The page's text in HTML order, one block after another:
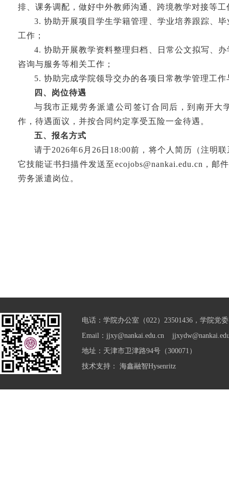
排、课务调配，做好中外教师沟通、跨境教学对接等工
3. 协助开展项目学生学籍管理、学业培养跟踪、
工作 ；
4. 协助开展教学资料整理归档、日常公文拟写、
咨询与服务等相关工作 ；
5. 协助完成学院领导交办的各项日常教学管理工
四、岗位待遇
与我市正规劳务派遣公司签订合同后，到南开大
作，待遇面议，并按合同约定享受五险一金待遇。
五、报名方式
请于2026年6 月 26 日 18:00前，将个人简历（注明
它技能证书扫描件发送至ecojobs@nankai.edu.cn，邮
劳务派遣岗位。
电话：学院办公室（022）23501436，学院党
Email：jjxy@nankai.edu.cn
地址：天津市卫津路94号（300071）
技术支持： 海鑫融智Hysenritz